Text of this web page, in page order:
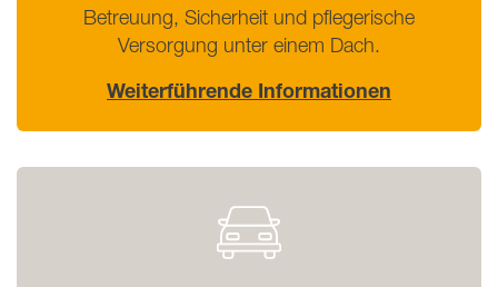
Betreuung, Sicherheit und pflegerische
Versorgung unter einem Dach.
Weiterführende Informationen